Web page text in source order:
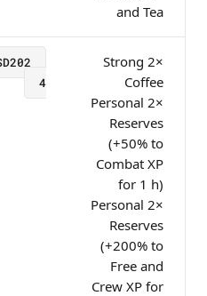
and Tea
×2 Strong
Coffee
×2 Personal
Reserves
(+50% to
Combat XP
for 1 h)
×2 Personal
Reserves
(+200% to
Free and
Crew XP for
4